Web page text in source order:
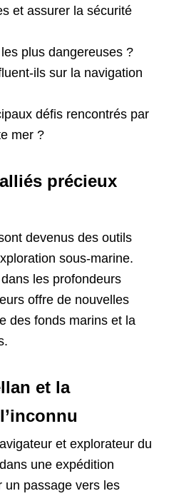
et assurer la sécurité
plus dangereuses ?
ils sur la navigation
défis rencontrés par
mer ?
précieux
devenus des outils
sous-marine.
les profondeurs
offre de nouvelles
des fonds marins et la
et la
et explorateur du
une expédition
un passage vers les